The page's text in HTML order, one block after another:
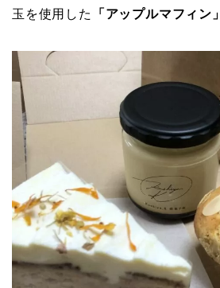
玉を使用した
「アップルマフィン」